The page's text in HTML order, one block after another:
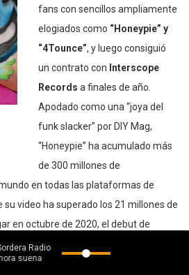
fans con sencillos ampliamente
elogiados como “Honeypie” y
“4Tounce”, y luego consiguió
un contrato con Interscope
Records a finales de año.
Apodado como una “joya del
funk slacker” por DIY Mag,
“Honeypie” ha acumulado más
de 300 millones de
en todas las plataformas de
video ha superado los 21 millones de
en octubre de 2020, el debut de
For Abby, recibió elogios de los
que elogiaron el set como “uno de
Radio